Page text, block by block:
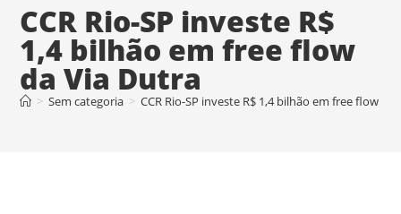
CCR Rio-SP investe R$
1,4 bilhão em free flow
da Via Dutra
> Sem categoria > CCR Rio-SP investe R$ 1,4 bilhão em free flow da